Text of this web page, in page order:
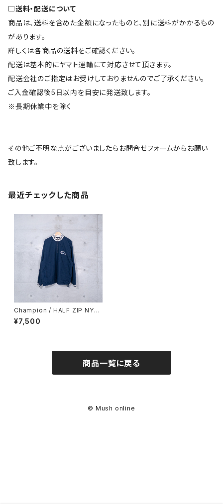
□送料・配送について
商品は、送料を含めた金額になったものと、別に送料がかかるもの
があります。
詳しくは各商品の送料をご確認ください。
配送は基本的にヤマト運輸にて対応させて頂きます。
配送会社のご指定はお受けしておりませんのでご了承ください。
ご入金確認後5日以内を目安に発送致します。
※長期休業中を除く
その他ご不明な点がございましたらお問合せフォームからお願い
致します。
最近チェックした商品
Champion / HALF ZIP NYL
ON PULLOVER JACKET (us
ed)
¥7,500
商品一覧に戻る
© Mush online